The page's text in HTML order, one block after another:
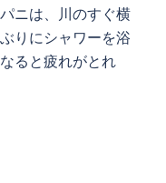
ニは、川のすぐ横
りにシャワーを浴
ると疲れがとれ